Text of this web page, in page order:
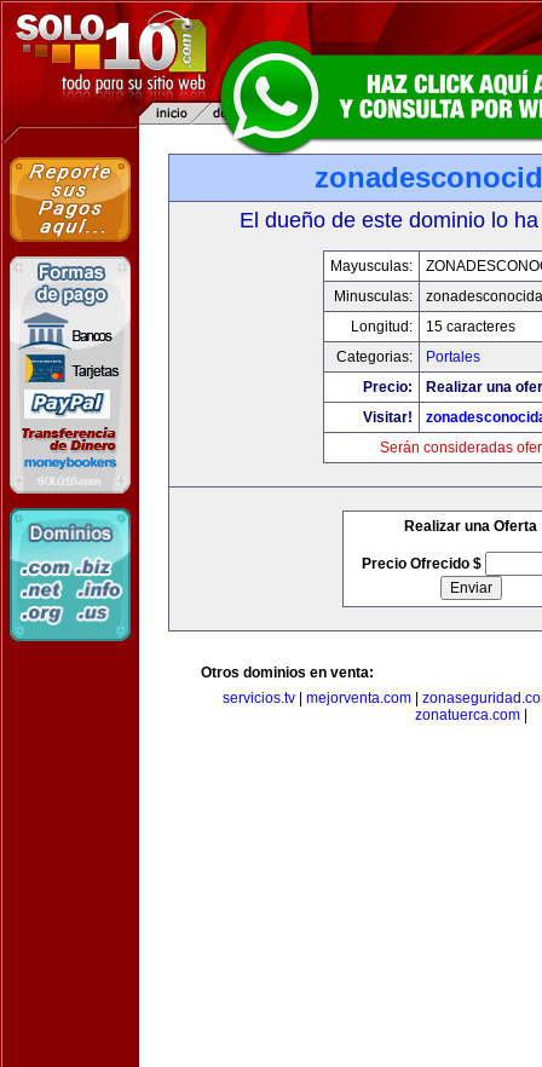
El dueño de este dominio lo
Mayusculas:
Minusculas:
Longitud:
15 caracteres
Categorias:
Portales
Precio:
Realizar una
Visitar!
Serán consideradas
Realizar una Oferta
Precio Ofrecido $
Otros dominios en venta:
servicios.tv| mejorventa.com|
zonatuerca.com|